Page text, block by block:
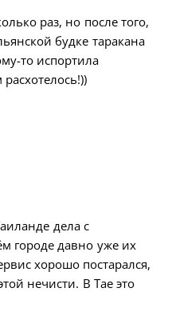
раз, но после того,
будке таракана
то испортила
расхотелось!))
дела с
городе давно уже их
хорошо постарался,
нечисти. В Тае это